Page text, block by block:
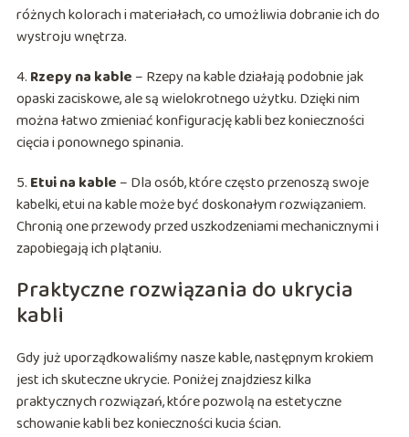
różnych kolorach i materiałach, co umożliwia dobranie ich do
wystroju wnętrza.
4. Rzepy na kable – Rzepy na kable działają podobnie jak
opaski zaciskowe, ale są wielokrotnego użytku. Dzięki nim
można łatwo zmieniać konfigurację kabli bez konieczności
cięcia i ponownego spinania.
5. Etui na kable – Dla osób, które często przenoszą swoje
kabelki, etui na kable może być doskonałym rozwiązaniem.
Chronią one przewody przed uszkodzeniami mechanicznymi i
zapobiegają ich plątaniu.
Praktyczne rozwiązania do ukrycia
kabli
Gdy już uporządkowaliśmy nasze kable, następnym krokiem
jest ich skuteczne ukrycie. Poniżej znajdziesz kilka
praktycznych rozwiązań, które pozwolą na estetyczne
schowanie kabli bez konieczności kucia ścian.